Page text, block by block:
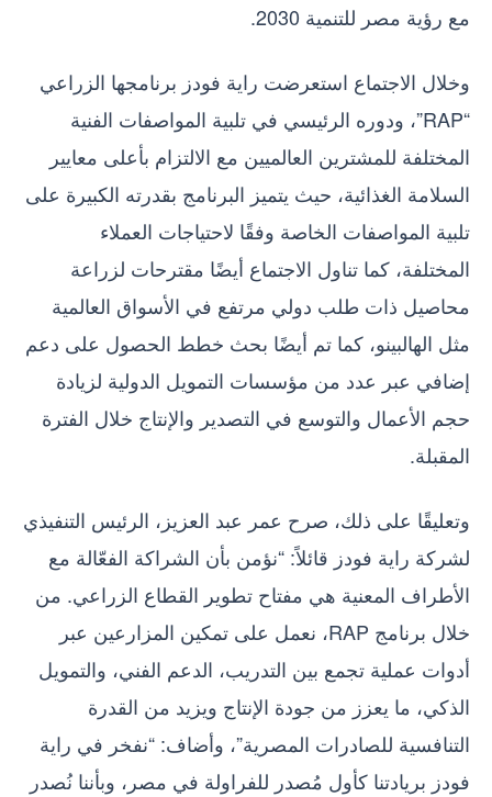
مع رؤية مصر للتنمية 2030.
وخلال الاجتماع استعرضت راية فودز برنامجها الزراعي
“RAP”، ودوره الرئيسي في تلبية المواصفات الفنية
المختلفة للمشترين العالميين مع الالتزام بأعلى معايير
السلامة الغذائية، حيث يتميز البرنامج بقدرته الكبيرة على
تلبية المواصفات الخاصة وفقًا لاحتياجات العملاء
المختلفة، كما تناول الاجتماع أيضًا مقترحات لزراعة
محاصيل ذات طلب دولي مرتفع في الأسواق العالمية
مثل الهالبينو، كما تم أيضًا بحث خطط الحصول على دعم
إضافي عبر عدد من مؤسسات التمويل الدولية لزيادة
حجم الأعمال والتوسع في التصدير والإنتاج خلال الفترة
المقبلة.
وتعليقًا على ذلك، صرح عمر عبد العزيز، الرئيس التنفيذي
لشركة راية فودز قائلاً: “نؤمن بأن الشراكة الفعّالة مع
الأطراف المعنية هي مفتاح تطوير القطاع الزراعي. من
خلال برنامج RAP، نعمل على تمكين المزارعين عبر
أدوات عملية تجمع بين التدريب، الدعم الفني، والتمويل
الذكي، ما يعزز من جودة الإنتاج ويزيد من القدرة
التنافسية للصادرات المصرية”، وأضاف: “نفخر في راية
فودز بريادتنا كأول مُصدر للفراولة في مصر، وبأننا نُصدر